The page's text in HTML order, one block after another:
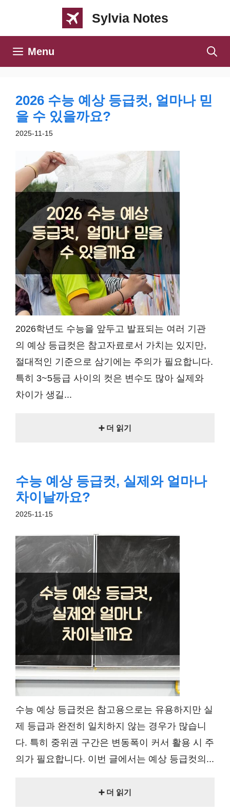
Sylvia Notes
Menu
2026 수능 예상 등급컷, 얼마나 믿
을 수 있을까요?
2025-11-15
2026학년도 수능을 앞두고 발표되는 여러 기관
의 예상 등급컷은 참고자료로서 가치는 있지만,
절대적인 기준으로 삼기에는 주의가 필요합니다.
특히 3~5등급 사이의 컷은 변수도 많아 실제와
차이가 생길...
➕ 더 읽기
수능 예상 등급컷, 실제와 얼마나
차이날까요?
2025-11-15
수능 예상 등급컷은 참고용으로는 유용하지만 실
제 등급과 완전히 일치하지 않는 경우가 많습니
다. 특히 중위권 구간은 변동폭이 커서 활용 시 주
의가 필요합니다. 이번 글에서는 예상 등급컷의...
➕ 더 읽기